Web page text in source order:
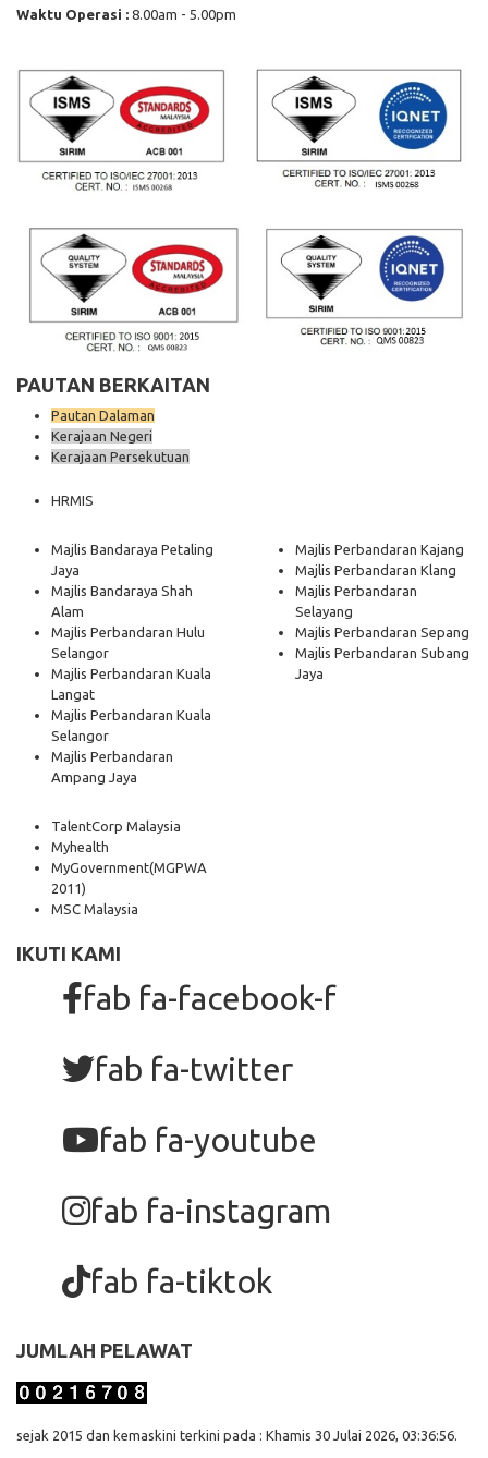
Waktu Operasi : 8.00am - 5.00pm
PAUTAN BERKAITAN
Pautan Dalaman
Kerajaan Negeri
Kerajaan Persekutuan
HRMIS
Majlis Bandaraya Petaling
Jaya
Majlis Bandaraya Shah
Alam
Majlis Perbandaran Hulu
Selangor
Majlis Perbandaran Kuala
Langat
Majlis Perbandaran Kuala
Selangor
Majlis Perbandaran
Ampang Jaya
Majlis Perbandaran Kajang
Majlis Perbandaran Klang
Majlis Perbandaran
Selayang
Majlis Perbandaran Sepang
Majlis Perbandaran Subang
Jaya
TalentCorp Malaysia
Myhealth
MyGovernment(MGPWA
2011)
MSC Malaysia
IKUTI KAMI
fab fa-facebook-f
fab fa-twitter
fab fa-youtube
fab fa-instagram
fab fa-tiktok
JUMLAH PELAWAT
sejak 2015 dan kemaskini terkini pada : Khamis 30 Julai 2026, 03:36:56.